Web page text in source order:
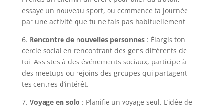
essaye un nouveau sport, ou commence ta journée
par une activité que tu ne fais pas habituellement.
6. Rencontre de nouvelles personnes: Élargis ton
cercle social en rencontrant des gens différents de
toi. Assistes à des événements sociaux, participe à
des meetups ou rejoins des groupes qui partagent
tes centres d’intérêt.
7. Voyage en solo : Planifie un voyage seul. L’idée de